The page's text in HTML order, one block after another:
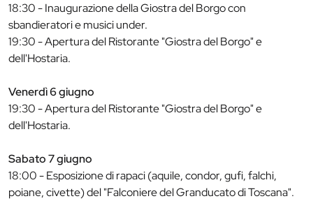
18:30 - Inaugurazione della Giostra del Borgo con
sbandieratori e musici under.
19:30 - Apertura del Ristorante "Giostra del Borgo" e
dell'Hostaria.
Venerdì 6 giugno
19:30 - Apertura del Ristorante "Giostra del Borgo" e
dell'Hostaria.
Sabato 7 giugno
18:00 - Esposizione di rapaci (aquile, condor, gufi, falchi,
poiane, civette) del "Falconiere del Granducato di Toscana".